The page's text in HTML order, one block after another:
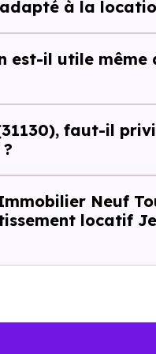
résidentielle du
locative
.
dit, la question
que le
à la
est-il utile même
faut-il
Neuf
locatif